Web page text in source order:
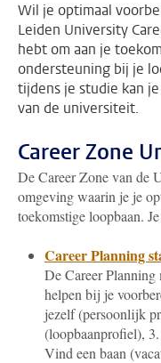
Wil je optimaal
Leiden University
hebt om aan je
ondersteuning bij je
tijdens je studie kan
van de universiteit.
Career Zone
De Career Zone van de
omgeving waarin je je
toekomstige loopbaan.
Career Planning
De Career Planning
helpen bij je
jezelf (persoonlijk
(loopbaanprofiel),
Vind een baan